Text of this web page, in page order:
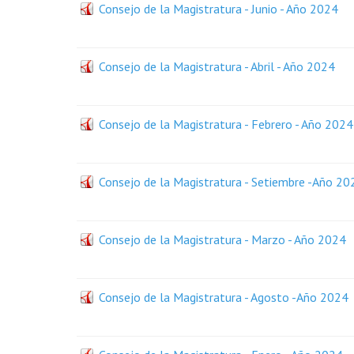
Consejo de la Magistratura - Junio - Año 2024
Consejo de la Magistratura - Abril - Año 2024
Consejo de la Magistratura - Febrero - Año 2024
Consejo de la Magistratura - Setiembre -Año
Consejo de la Magistratura - Marzo - Año 2024
Consejo de la Magistratura - Agosto -Año 2024